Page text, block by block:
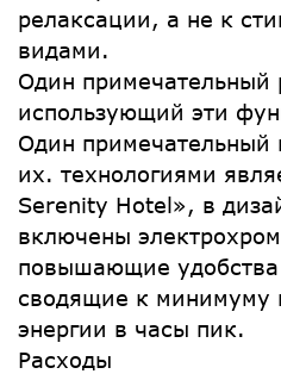
релаксации, а не к
видами.
Один примечательный
использующий эти
Один
их. технологиями
Serenity Hotel», в
включены
повышающие удобства
сводящие к минимуму
энергии в часы пик.
Расходы